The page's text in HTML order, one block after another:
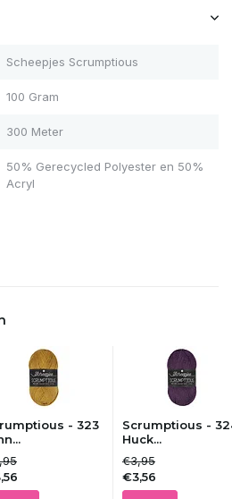
Scheepjes Scrumptious
100 Gram
300 Meter
50% Gerecycled Polyester en 50%
Acryl
- 323
Scrumptious -
Huck...
€3,95
€3,56